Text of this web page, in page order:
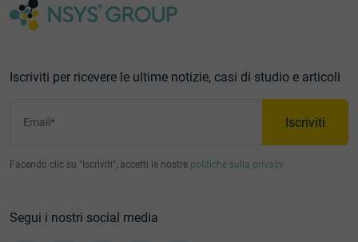
Iscriviti per ricevere le ultime notizie, casi di studio e articoli
Email* Iscriviti
Facendo clic su "Iscriviti", accetti le nostre politiche sulla privacy
Segui i nostri social media